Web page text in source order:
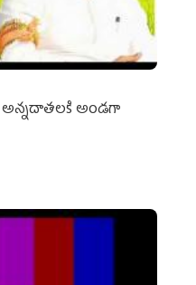
అన్నదాతలకి అండగా